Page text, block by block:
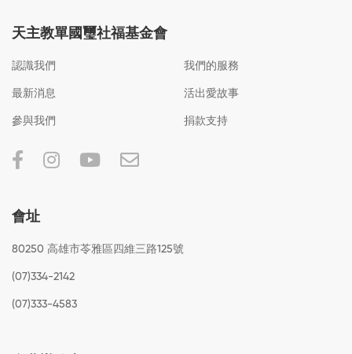
天主教單國璽社福基金會
認識我們 我們的服務
最新消息 活出愛故事
參與我們 捐款支持
會址
80250 高雄市苓雅區四維三路125號
(07)334-2142
(07)333-4583